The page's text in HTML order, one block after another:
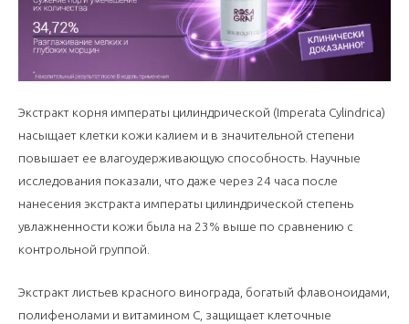
Экстракт корня императы цилиндрической (Imperata Cylindrica)
насыщает клетки кожи калием и в значительной степени
повышает ее влагоудерживающую способность. Научные
исследования показали, что даже через 24 часа после
нанесения экстракта императы цилиндрической степень
увлажненности кожи была на 23% выше по сравнению с
контрольной группой.
Экстракт листьев красного винограда, богатый флавоноидами,
полифенолами и витамином С, защищает клеточные